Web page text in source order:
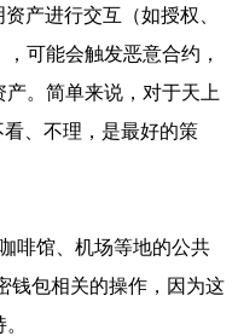
产进行交互（如授权、
可能会触发恶意合约，
。简单来说，对于天上
、不理，是最好的策
啡馆、机场等地的公共
钱包相关的操作，因为这